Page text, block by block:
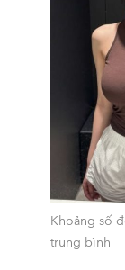
Khoảng số
trung bình